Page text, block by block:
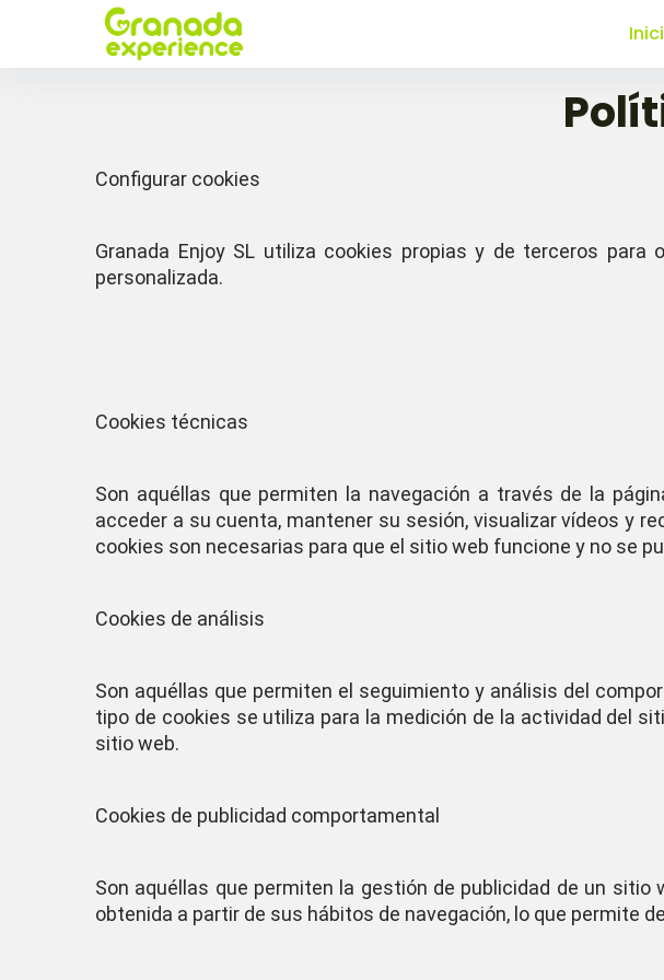
Configurar cookies
Granada Enjoy SL utiliza cookies propias y de terceros
personalizada.
Cookies técnicas
Son aquéllas que permiten la navegación a través de la
acceder a su cuenta, mantener su sesión, visualizar vídeos y
cookies son necesarias para que el sitio web funcione y no se
Cookies de análisis
Son aquéllas que permiten el seguimiento y análisis del
tipo de cookies se utiliza para la medición de la actividad del
sitio web.
Cookies de publicidad comportamental
Son aquéllas que permiten la gestión de publicidad de un
obtenida a partir de sus hábitos de navegación, lo que permite